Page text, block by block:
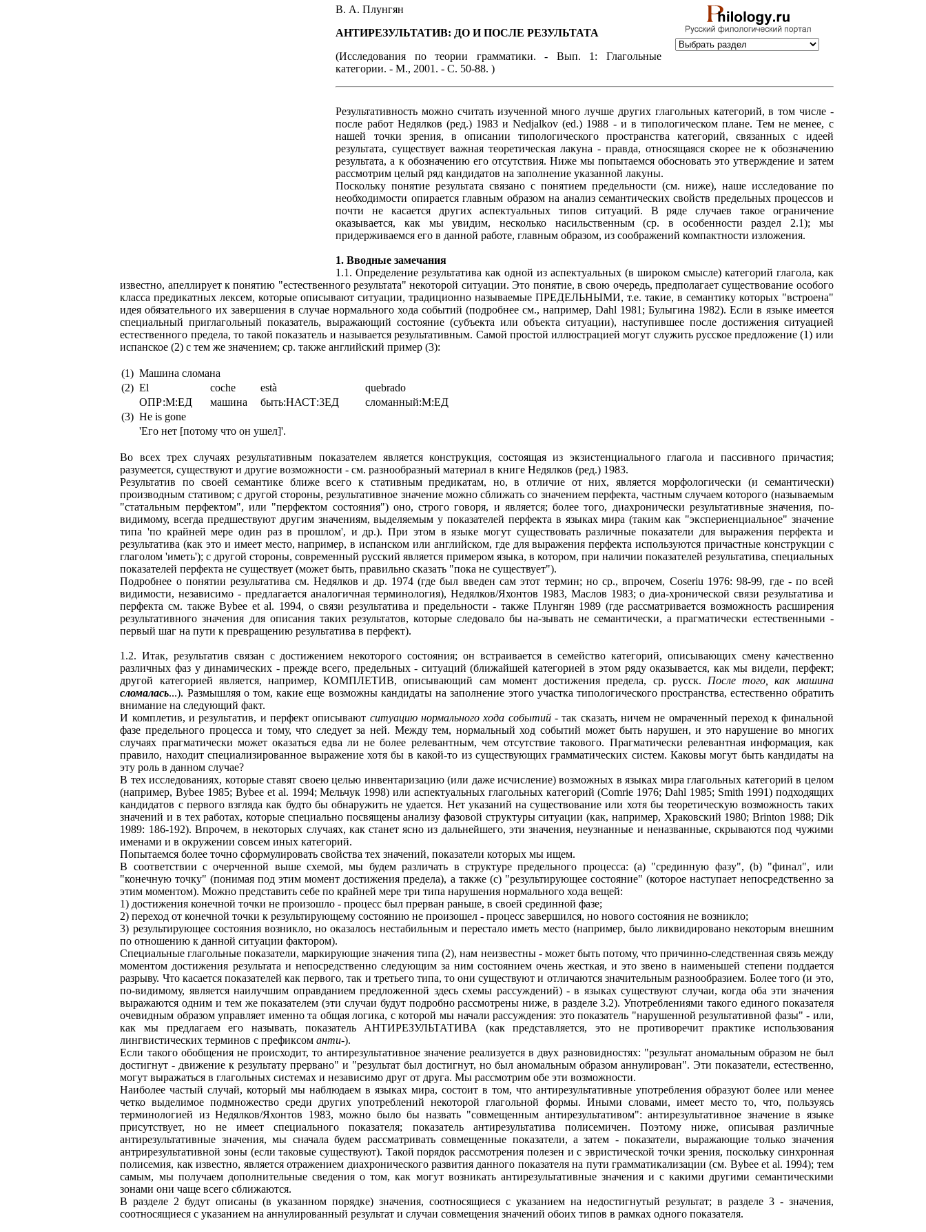
В. А. Плунгян
АНТИРЕЗУЛЬТАТИВ: ДО И ПОСЛЕ РЕЗУЛЬТАТА
(Исследования по теории грамматики. - Вып. 1: Глагольные
категории. - М., 2001. - С. 50-88. )
Результативность можно считать изученной много лучше других глагольных категорий, в том числе -
после работ Недялков (ред.) 1983 и Nedjalkov (ed.) 1988 - и в типологическом плане. Тем не менее, с
нашей точки зрения, в описании типологического пространства категорий, связанных с идеей
результата, существует важная теоретическая лакуна - правда, относящаяся скорее не к обозначению
результата, а к обозначению его отсутствия. Ниже мы попытаемся обосновать это утверждение и затем
рассмотрим целый ряд кандидатов на заполнение указанной лакуны.
Поскольку понятие результата связано с понятием предельности (см. ниже), наше исследование по
необходимости опирается главным образом на анализ семантических свойств предельных процессов и
почти не касается других аспектуальных типов ситуаций. В ряде случаев такое ограничение
оказывается, как мы увидим, несколько насильственным (ср. в особенности раздел 2.1); мы
придерживаемся его в данной работе, главным образом, из соображений компактности изложения.
1. Вводные замечания
1.1. Определение результатива как одной из аспектуальных (в широком смысле) категорий глагола, как
известно, апеллирует к понятию "естественного результата" некоторой ситуации. Это понятие, в свою очередь, предполагает существование особого
класса предикатных лексем, которые описывают ситуации, традиционно называемые ПРЕДЕЛЬНЫМИ, т.е. такие, в семантику которых "встроена"
идея обязательного их завершения в случае нормального хода событий (подробнее см., например, Dahl 1981; Булыгина 1982). Если в языке имеется
специальный приглагольный показатель, выражающий состояние (субъекта или объекта ситуации), наступившее после достижения ситуацией
естественного предела, то такой показатель и называется результативным. Самой простой иллюстрацией могут служить русское предложение (1) или
испанское (2) с тем же значением; ср. также английский пример (3):
(1) Машина сломана
(2) El coche està
quebrado
ОПР:М:ЕД
машина быть:НАСТ:3ЕД
сломанный:М:ЕД
(3) He is gone
'Его нет [потому что он ушел]'.
Во всех трех случаях результативным показателем является конструкция, состоящая из экзистенциального глагола и пассивного причастия;
разумеется, существуют и другие возможности - см. разнообразный материал в книге Недялков (ред.) 1983.
Результатив по своей семантике ближе всего к стативным предикатам, но, в отличие от них, является морфологически (и семантически)
производным стативом; с другой стороны, результативное значение можно сближать со значением перфекта, частным случаем которого (называемым
"статальным перфектом", или "перфектом состояния") оно, строго говоря, и является; более того, диахронически результативные значения, по-
видимому, всегда предшествуют другим значениям, выделяемым у показателей перфекта в языках мира (таким как "экспериенциальное" значение
типа 'по крайней мере один раз в прошлом', и др.). При этом в языке могут существовать различные показатели для выражения перфекта и
результатива (как это и имеет место, например, в испанском или английском, где для выражения перфекта используются причастные конструкции с
глаголом 'иметь'); с другой стороны, современный русский является примером языка, в котором, при наличии показателей результатива, специальных
показателей перфекта не существует (может быть, правильно сказать "пока не существует").
Подробнее о понятии результатива см. Недялков и др. 1974 (где был введен сам этот термин; но ср., впрочем, Coseriu 1976: 98-99, где - по всей
видимости, независимо - предлагается аналогичная терминология), Недялков/Яхонтов 1983, Маслов 1983; о диа-хронической связи результатива и
перфекта см. также Bybee et al. 1994, о связи результатива и предельности - также Плунгян 1989 (где рассматривается возможность расширения
результативного значения для описания таких результатов, которые следовало бы на-зывать не семантически, а прагматически естественными -
первый шаг на пути к превращению результатива в перфект).
1.2. Итак, результатив связан с достижением некоторого состояния; он встраивается в семейство категорий, описывающих смену качественно
различных фаз у динамических - прежде всего, предельных - ситуаций (ближайшей категорией в этом ряду оказывается, как мы видели, перфект;
другой категорией является, например, КОМПЛЕТИВ, описывающий сам момент достижения предела, ср. русск. После того, как машина
сломалась...). Размышляя о том, какие еще возможны кандидаты на заполнение этого участка типологического пространства, естественно обратить
внимание на следующий факт.
И комплетив, и результатив, и перфект описывают ситуацию нормального хода событий- так сказать, ничем не омраченный переход к финальной
фазе предельного процесса и тому, что следует за ней. Между тем, нормальный ход событий может быть нарушен, и это нарушение во многих
случаях прагматически может оказаться едва ли не более релевантным, чем отсутствие такового. Прагматически релевантная информация, как
правило, находит специализированное выражение хотя бы в какой-то из существующих грамматических систем. Каковы могут быть кандидаты на
эту роль в данном случае?
В тех исследованиях, которые ставят своею целью инвентаризацию (или даже исчисление) возможных в языках мира глагольных категорий в целом
(например, Bybee 1985; Bybee et al. 1994; Мельчук 1998) или аспектуальных глагольных категорий (Comrie 1976; Dahl 1985; Smith 1991) подходящих
кандидатов с первого взгляда как будто бы обнаружить не удается. Нет указаний на существование или хотя бы теоретическую возможность таких
значений и в тех работах, которые специально посвящены анализу фазовой структуры ситуации (как, например, Храковский 1980; Brinton 1988; Dik
1989: 186-192). Впрочем, в некоторых случаях, как станет ясно из дальнейшего, эти значения, неузнанные и неназванные, скрываются под чужими
именами и в окружении совсем иных категорий.
Попытаемся более точно сформулировать свойства тех значений, показатели которых мы ищем.
В соответствии с очерченной выше схемой, мы будем различать в структуре предельного процесса: (a) "срединную фазу", (b) "финал", или
"конечную точку" (понимая под этим момент достижения предела), а также (c) "результирующее состояние" (которое наступает непосредственно за
этим моментом). Можно представить себе по крайней мере три типа нарушения нормального хода вещей:
1) достижения конечной точки не произошло - процесс был прерван раньше, в своей срединной фазе;
2) переход от конечной точки к результирующему состоянию не произошел - процесс завершился, но нового состояния не возникло;
3) результирующее состояния возникло, но оказалось нестабильным и перестало иметь место (например, было ликвидировано некоторым внешним
по отношению к данной ситуации фактором).
Специальные глагольные показатели, маркирующие значения типа (2), нам неизвестны - может быть потому, что причинно-следственная связь между
моментом достижения результата и непосредственно следующим за ним состоянием очень жесткая, и это звено в наименьшей степени поддается
разрыву. Что касается показателей как первого, так и третьего типа, то они существуют и отличаются значительным разнообразием. Более того (и это,
по-видимому, является наилучшим оправданием предложенной здесь схемы рассуждений) - в языках существуют случаи, когда оба эти значения
выражаются одним и тем же показателем (эти случаи будут подробно рассмотрены ниже, в разделе 3.2). Употреблениями такого единого показателя
очевидным образом управляет именно та общая логика, с которой мы начали рассуждения: это показатель "нарушенной результативной фазы" - или,
как мы предлагаем его называть, показатель АНТИРЕЗУЛЬТАТИВА (как представляется, это не противоречит практике использования
лингвистических терминов с префиксоманти-).
Если такого обобщения не происходит, то антирезультативное значение реализуется в двух разновидностях: "результат аномальным образом не был
достигнут - движение к результату прервано" и "результат был достигнут, но был аномальным образом аннулирован". Эти показатели, естественно,
могут выражаться в глагольных системах и независимо друг от друга. Мы рассмотрим обе эти возможности.
Наиболее частый случай, который мы наблюдаем в языках мира, состоит в том, что антирезультативные употребления образуют более или менее
четко выделимое подмножество среди других употреблений некоторой глагольной формы. Иными словами, имеет место то, что, пользуясь
терминологией из Недялков/Яхонтов 1983, можно было бы назвать "совмещенным антирезультативом": антирезультативное значение в языке
присутствует, но не имеет специального показателя; показатель антирезультатива полисемичен. Поэтому ниже, описывая различные
антирезультативные значения, мы сначала будем рассматривать совмещенные показатели, а затем - показатели, выражающие только значения
антрирезультативной зоны (если таковые существуют). Такой порядок рассмотрения полезен и с эвристической точки зрения, поскольку синхронная
полисемия, как известно, является отражением диахронического развития данного показателя на пути грамматикализации (см. Bybee et al. 1994); тем
самым, мы получаем дополнительные сведения о том, как могут возникать антирезультативные значения и с какими другими семантическими
зонами они чаще всего сближаются.
В разделе 2 будут описаны (в указанном порядке) значения, соотносящиеся с указанием на недостигнутый результат; в разделе 3 - значения,
соотносящиеся с указанием на аннулированный результат и случаи совмещения значений обоих типов в рамках одного показателя.